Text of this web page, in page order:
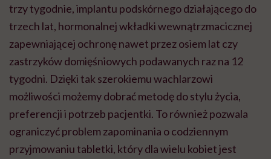
trzy tygodnie, implantu podskórnego działającego do
trzech lat, hormonalnej wkładki wewnątrzmacicznej
zapewniającej ochronę nawet przez osiem lat czy
zastrzyków domięśniowych podawanych raz na 12
tygodni. Dzięki tak szerokiemu wachlarzowi
możliwości możemy dobrać metodę do stylu życia,
preferencji i potrzeb pacjentki. To również pozwala
ograniczyć problem zapominania o codziennym
przyjmowaniu tabletki, który dla wielu kobiet jest